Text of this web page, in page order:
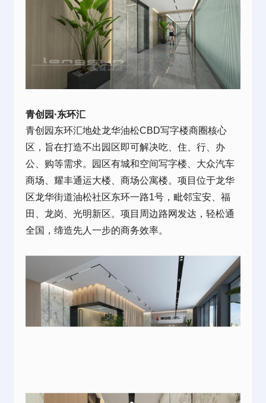
青创园·东环汇
青创园东环汇地处龙华油松CBD写字楼商圈核心
区，旨在打造不出园区即可解决吃、住、行、办
公、购等需求。园区有城和空间写字楼、大众汽车
商场、耀丰通运大楼、商场公寓楼。项目位于龙华
区龙华街道油松社区东环一路1号，毗邻宝安、福
田、龙岗、光明新区。项目周边路网发达，轻松通
全国，缔造先人一步的商务效率。